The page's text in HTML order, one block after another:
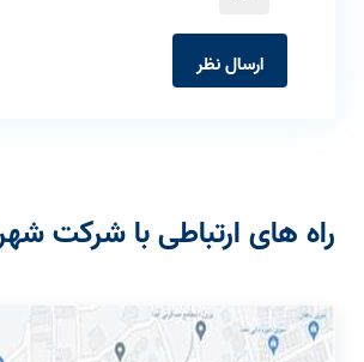
ارسال نظر
راه های ارتباطی با شرکت